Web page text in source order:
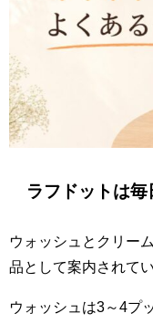
ラフドットは毎
ウォッシュとクリー
品として案内されてい
ウォッシュは3～4プ